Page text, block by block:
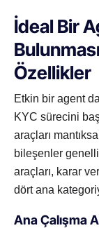
İdeal Bir
Özellikler
Etkin bir agent
KYC sürecini
araçları
bileşenler
araçları, karar
dört ana
Ana Çalışma